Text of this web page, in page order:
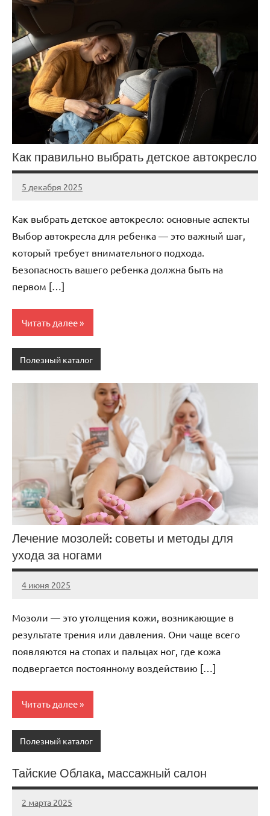
Как правильно выбрать детское автокресло
5 декабря 2025
Avtor
Нет
Как выбрать детское автокресло: основные аспекты
Выбор автокресла для ребенка — это важный шаг,
который требует внимательного подхода.
Безопасность вашего ребенка должна быть на
первом […]
Читать далее
Полезный каталог
Лечение мозолей: советы и методы для
ухода за ногами
4 июня 2025
Avtor
Нет
Мозоли — это утолщения кожи, возникающие в
результате трения или давления. Они чаще всего
появляются на стопах и пальцах ног, где кожа
подвергается постоянному воздействию […]
Читать далее
Полезный каталог
Тайские Облака, массажный салон
2 марта 2025
Anisa
Нет